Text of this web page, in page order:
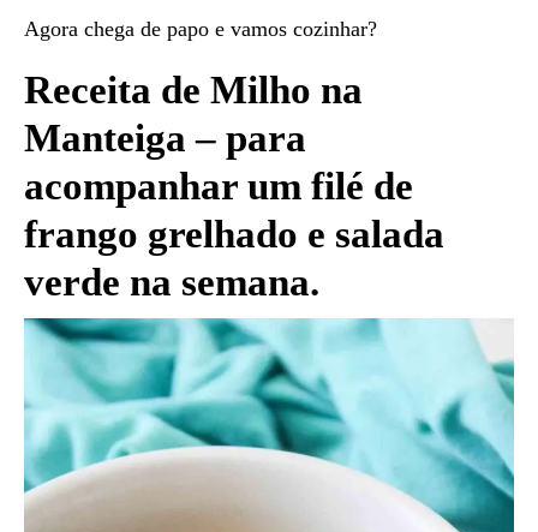
Agora chega de papo e vamos cozinhar?
Receita de Milho na
Manteiga – para
acompanhar um filé de
frango grelhado e salada
verde na semana.